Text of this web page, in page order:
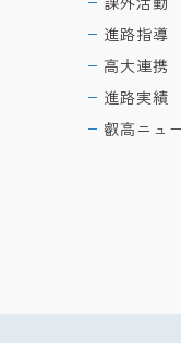
進路指導
高大連携
進路実績
叡高ニュ